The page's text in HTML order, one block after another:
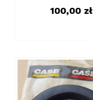
Cena
100,00 zł